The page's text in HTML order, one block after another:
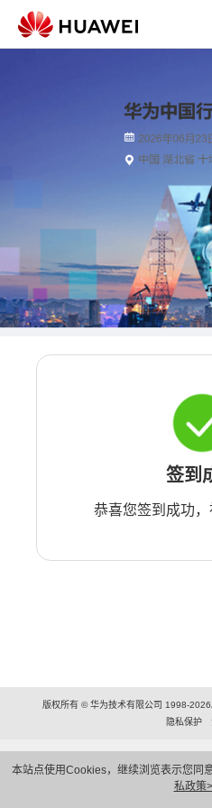
本站点使用Cookies，继续浏览表示您同
私政策>
签到
恭喜您签到成功，
版权所有 © 华为技术有限公司 1998-
隐私保护